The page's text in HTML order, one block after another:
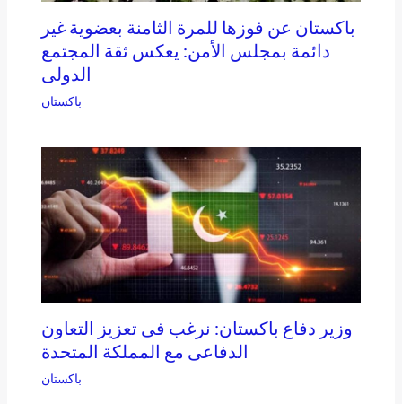
باكستان عن فوزها للمرة الثامنة بعضوية غير
دائمة بمجلس الأمن: يعكس ثقة المجتمع
الدولى
باكستان
وزير دفاع باكستان: نرغب فى تعزيز التعاون
الدفاعى مع المملكة المتحدة
باكستان